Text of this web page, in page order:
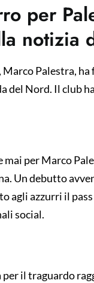
per
notizia
Palestra,
del Nord. Il club
per Marco
Un debutto
agli azzurri il
social.
il traguardo